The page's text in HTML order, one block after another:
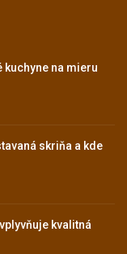
kuchyne na mieru
skriňa a kde
kvalitná